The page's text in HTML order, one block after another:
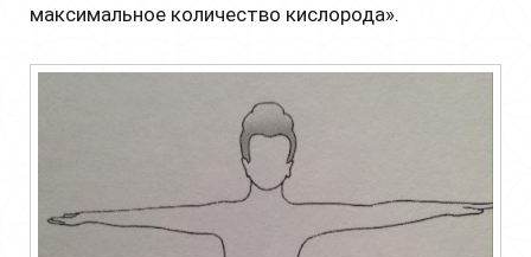
максимальное количество кислорода».